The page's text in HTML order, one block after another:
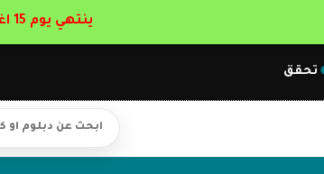
تحقق
ينتهي يوم 15 اغسطس اتعلم ب 75% خصم : احجز مقعدك الان